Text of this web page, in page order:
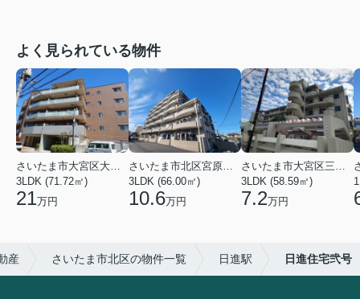
よく見られている物件
3LDK (71.72㎡)
21万円
3LDK (66.00㎡)
10.6万円
3LDK (58.59㎡)
7.2万円
産 さいたま市北区の物件一覧 日進駅 日進住宅弐号